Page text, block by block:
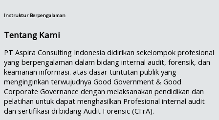
Instruktur Berpengalaman
Tentang Kami
PT Aspira Consulting Indonesia didirikan sekelompok profesional
yang berpengalaman dalam bidang internal audit, forensik, dan
keamanan informasi. atas dasar tuntutan publik yang
menginginkan terwujudnya Good Government & Good
Corporate Governance dengan melaksanakan pendidikan dan
pelatihan untuk dapat menghasilkan Profesional internal audit
dan sertifikasi di bidang Audit Forensic (CFrA).